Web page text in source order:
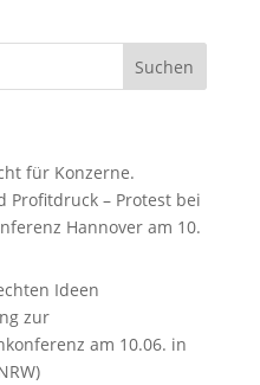
für Konzerne.
Profitdruck – Protest bei
Hannover am 10.
Ideen
zur
am 10.06. in